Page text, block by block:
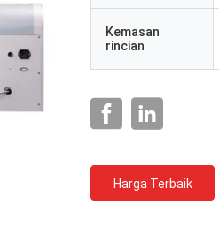
Kemasan
rincian
Harga Terbaik